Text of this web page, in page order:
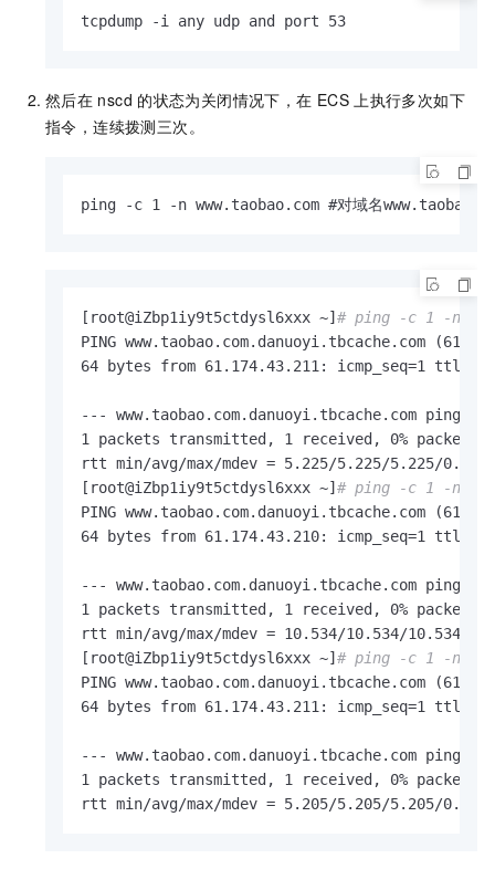
tcpdump -i any udp and port 53
然后在 nscd 的状态为关闭情况下，在 ECS 上执行多次如下
指令，连续拨测三次。
ping -c 1 -n www.taobao.com #对域名
[root@iZbp1iy9t5ctdysl6xxx ~] # ping -c 1 -n
PING www.taobao.com.danuoyi.tbcache.com
64 bytes from 61.174.43.211: icmp_seq=1 ttl=53
--- www.taobao.com.danuoyi.tbcache.com ping
1 packets transmitted, 1 received, 0% packet
rtt min/avg/max/mdev = 5.225/5.225/5.225/0.000
[root@iZbp1iy9t5ctdysl6xxx ~] # ping -c 1 -n
PING www.taobao.com.danuoyi.tbcache.com
64 bytes from 61.174.43.210: icmp_seq=1 ttl=53
--- www.taobao.com.danuoyi.tbcache.com ping
1 packets transmitted, 1 received, 0% packet
rtt min/avg/max/mdev = 10.534/10.534/10.534/
[root@iZbp1iy9t5ctdysl6xxx ~] # ping -c 1 -n
PING www.taobao.com.danuoyi.tbcache.com
64 bytes from 61.174.43.211: icmp_seq=1 ttl=53
--- www.taobao.com.danuoyi.tbcache.com ping
1 packets transmitted, 1 received, 0% packet
rtt min/avg/max/mdev = 5.205/5.205/5.205/0.000